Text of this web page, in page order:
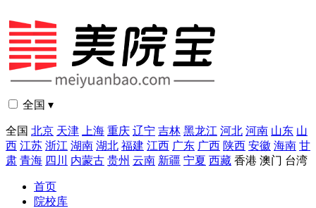
全国 ▾
全国 北京 天津 上海 重庆 辽宁 吉林 黑龙江 河北 河南 山东 山
西 江苏 浙江 湖南 湖北 福建 江西 广东 广西 陕西 安徽 海南 甘
肃 青海 四川 内蒙古 贵州 云南 新疆 宁夏 西藏 香港 澳门 台湾
首页
院校库